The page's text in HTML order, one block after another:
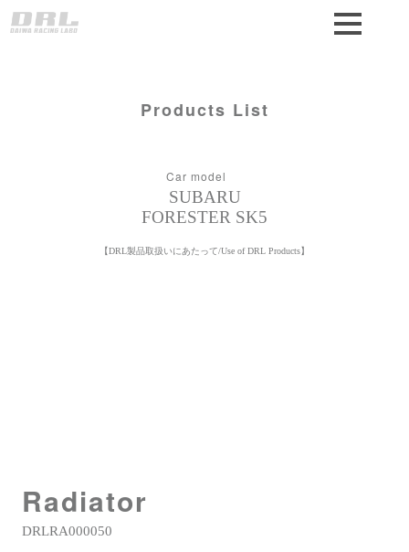
Products List
Car model
SUBARU
FORESTER SK5
【DRL製品取扱いにあたって/Use of DRL Products】
Radiator
DRLRA000050